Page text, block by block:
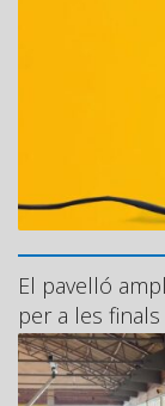
El pavelló
per a les